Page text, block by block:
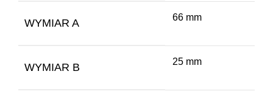
WYMIAR A 66 mm
WYMIAR B 25 mm